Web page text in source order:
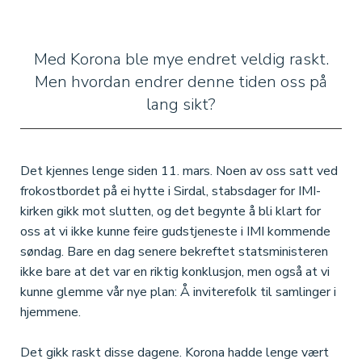
Med Korona ble mye endret veldig raskt.
Men hvordan endrer denne tiden oss på
lang sikt?
Det kjennes lenge siden 11. mars. Noen av oss satt ved
frokostbordet på ei hytte i Sirdal, stabsdager for IMI-
kirken gikk mot slutten, og det begynte å bli klart for
oss at vi ikke kunne feire gudstjeneste i IMI kommende
søndag. Bare en dag senere bekreftet statsministeren
ikke bare at det var en riktig konklusjon, men også at vi
kunne glemme vår nye plan: Å inviterefolk til samlinger i
hjemmene.
Det gikk raskt disse dagene. Korona hadde lenge vært